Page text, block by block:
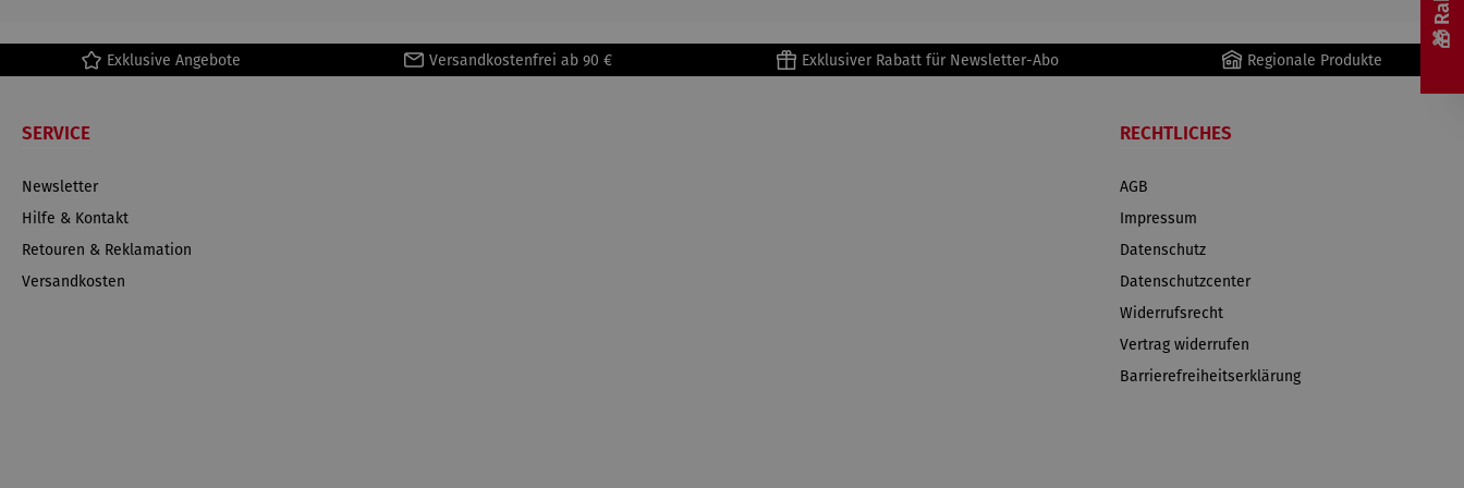
Exklusive Angebote Versandkostenfrei ab 90 € Exklusiver Rabatt für Newsletter-Abo Regionale Produkte
SERVICE
Newsletter
Hilfe & Kontakt
Retouren & Reklamation
Versandkosten
RECHTLICHES
AGB
Impressum
Datenschutz
Datenschutzcenter
Widerrufsrecht
Vertrag widerrufen
Barrierefreiheitserklärung